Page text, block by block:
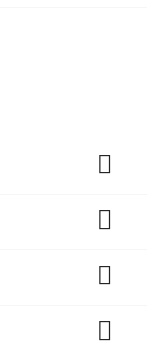



